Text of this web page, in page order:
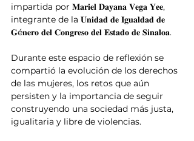
impartida por 𝐌𝐚𝐫𝐢𝐞𝐥 𝐃𝐚𝐲𝐚𝐧𝐚 𝐕𝐞𝐠𝐚 𝐘𝐞𝐞,
integrante de la 𝐔𝐧𝐢𝐝𝐚𝐝 𝐝𝐞 𝐈𝐠𝐮𝐚𝐥𝐝𝐚𝐝 𝐝𝐞
𝐆é𝐧𝐞𝐫𝐨 𝐝𝐞𝐥 𝐂𝐨𝐧𝐠𝐫𝐞𝐬𝐨 𝐝𝐞𝐥 𝐄𝐬𝐭𝐚𝐝𝐨 𝐝𝐞 𝐒𝐢𝐧𝐚𝐥𝐨𝐚.
Durante este espacio de reflexión se
compartió la evolución de los derechos
de las mujeres, los retos que aún
persisten y la importancia de seguir
construyendo una sociedad más justa,
igualitaria y libre de violencias.